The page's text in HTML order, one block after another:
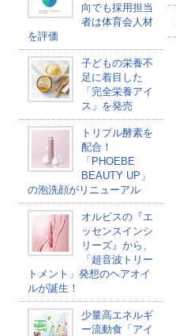
向でも採用担当
者は体育会人材
を評価
子どもの栄養不
足に着目した
「完全栄養アイ
ス」を発売
トリプル酵素を
配合！
「PHOEBE
BEAUTY UP」
の泡洗顔がリニューアル
オルビスの『エ
ッセンスインシ
リーズ』から、
「超音波トリー
トメント」発想のヘアオイ
ルが誕生！
少量高エネルギ
ー流動食「アイ